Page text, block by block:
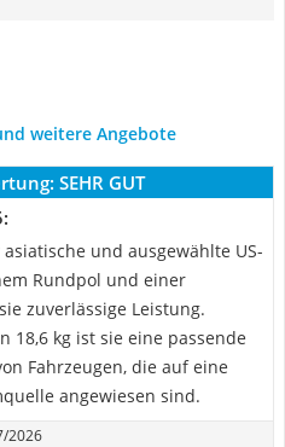
weitere Angebote
SEHR GUT
und ausgewählte US-
Rundpol und einer
zuverlässige Leistung.
18,6 kg ist sie eine passende
Fahrzeugen, die auf eine
angewiesen sind.
2026